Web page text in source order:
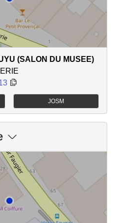
(SALON DU MUSEE)
JOSM